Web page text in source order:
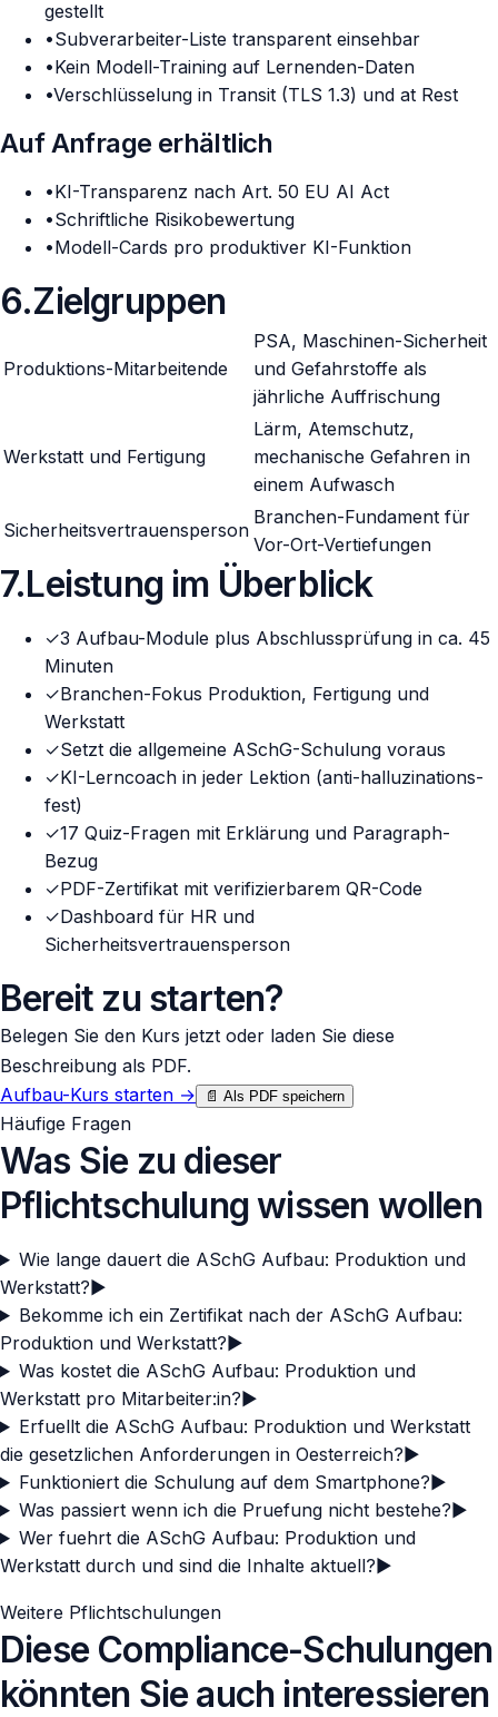
gestellt
•Subverarbeiter-Liste transparent einsehbar
•Kein Modell-Training auf Lernenden-Daten
•Verschlüsselung in Transit (TLS 1.3) und at Rest
Auf Anfrage erhältlich
•KI-Transparenz nach Art. 50 EU AI Act
•Schriftliche Risikobewertung
•Modell-Cards pro produktiver KI-Funktion
6.Zielgruppen
Produktions-Mitarbeitende
PSA, Maschinen-Sicherheit
und Gefahrstoffe als
jährliche Auffrischung
Werkstatt und Fertigung
Lärm, Atemschutz,
mechanische Gefahren in
einem Aufwasch
Sicherheitsvertrauensperson
Branchen-Fundament für
Vor-Ort-Vertiefungen
7.Leistung im Überblick
✓3 Aufbau-Module plus Abschlussprüfung in ca. 45
Minuten
✓Branchen-Fokus Produktion, Fertigung und
Werkstatt
✓Setzt die allgemeine ASchG-Schulung voraus
✓KI-Lerncoach in jeder Lektion (anti-halluzinations-
fest)
✓17 Quiz-Fragen mit Erklärung und Paragraph-
Bezug
✓PDF-Zertifikat mit verifizierbarem QR-Code
✓Dashboard für HR und
Sicherheitsvertrauensperson
Bereit zu starten?
Belegen Sie den Kurs jetzt oder laden Sie diese
Beschreibung als PDF.
Aufbau-Kurs starten → 📄 Als PDF speichern
Häufige Fragen
Was Sie zu dieser
Pflichtschulung wissen wollen
Wie lange dauert die ASchG Aufbau: Produktion und
Werkstatt?▶
Bekomme ich ein Zertifikat nach der ASchG Aufbau:
Produktion und Werkstatt?▶
Was kostet die ASchG Aufbau: Produktion und
Werkstatt pro Mitarbeiter:in?▶
Erfuellt die ASchG Aufbau: Produktion und Werkstatt
die gesetzlichen Anforderungen in Oesterreich?▶
Funktioniert die Schulung auf dem Smartphone?▶
Was passiert wenn ich die Pruefung nicht bestehe?▶
Wer fuehrt die ASchG Aufbau: Produktion und
Werkstatt durch und sind die Inhalte aktuell?▶
Weitere Pflichtschulungen
Diese Compliance-Schulungen
könnten Sie auch interessieren